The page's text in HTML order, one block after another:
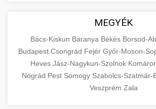
MEGYÉK
Bács-Kiskun Baranya Békés Borsod-
Budapest Csongrád Fejér Győr-Moson-
Heves Jász-Nagykun-Szolnok
Nógrád Pest Somogy Szabolcs-Szatmár-
Veszprém Zala